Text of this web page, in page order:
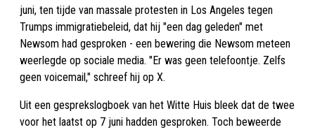
juni, ten tijde van massale protesten in Los Angeles tegen
Trumps immigratiebeleid, dat hij "een dag geleden" met
Newsom had gesproken - een bewering die Newsom meteen
weerlegde op sociale media. "Er was geen telefoontje. Zelfs
geen voicemail," schreef hij op X.
Uit een gesprekslogboek van het Witte Huis bleek dat de twee
voor het laatst op 7 juni hadden gesproken. Toch beweerde